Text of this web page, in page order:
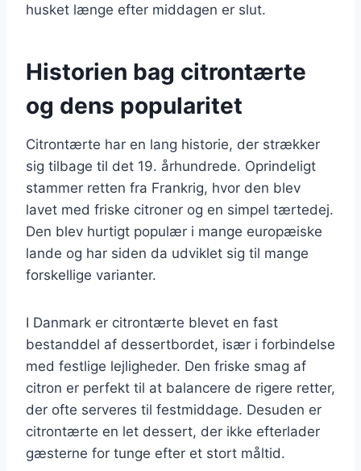
husket længe efter middagen er slut.
Historien bag citrontærte
og dens popularitet
Citrontærte har en lang historie, der strækker
sig tilbage til det 19. århundrede. Oprindeligt
stammer retten fra Frankrig, hvor den blev
lavet med friske citroner og en simpel tærtedej.
Den blev hurtigt populær i mange europæiske
lande og har siden da udviklet sig til mange
forskellige varianter.
I Danmark er citrontærte blevet en fast
bestanddel af dessertbordet, især i forbindelse
med festlige lejligheder. Den friske smag af
citron er perfekt til at balancere de rigere retter,
der ofte serveres til festmiddage. Desuden er
citrontærte en let dessert, der ikke efterlader
gæsterne for tunge efter et stort måltid.